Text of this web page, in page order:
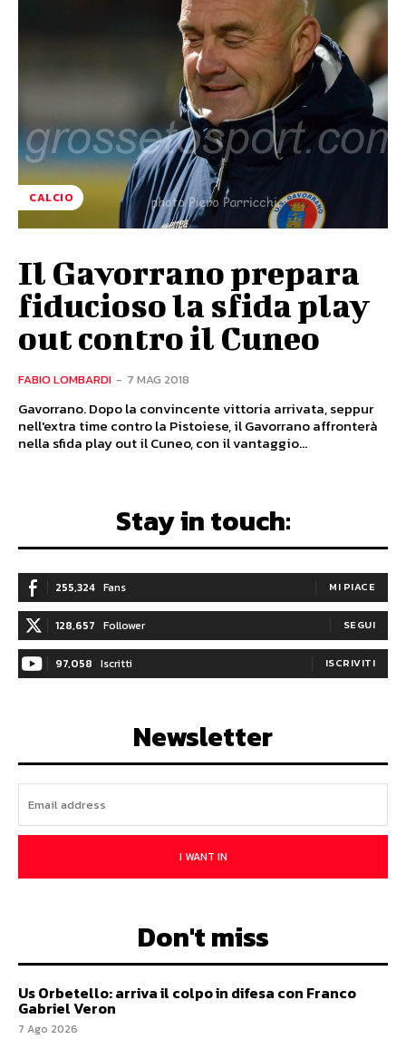
CALCIO
Il Gavorrano prepara
fiducioso la sfida play
out contro il Cuneo
FABIO LOMBARDI - 7 MAG 2018
Gavorrano. Dopo la convincente vittoria arrivata, seppur
nell'extra time contro la Pistoiese, il Gavorrano affronterà
nella sfida play out il Cuneo, con il vantaggio...
Stay in touch:
255,324 Fans MI PIACE
128,657 Follower SEGUI
97,058 Iscritti ISCRIVITI
Newsletter
I WANT IN
Don't miss
Us Orbetello: arriva il colpo in difesa con Franco
Gabriel Veron
7 Ago 2026